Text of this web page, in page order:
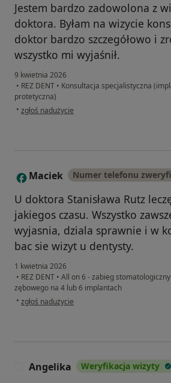
Jestem bardzo zadowolona z
doktora. Byłam na wizycie
doktor bardzo szczegółowo i
wszystko mi wyjaśnił.
9 kwietnia 2026
• REZ DENT • Konsultacja specjalistyczna
protetyczna)
• w opinii użytkownika Katarzyna
zgłoś nadużycie
M Maciek Numer telefonu
U doktora Stanisława Rutz
jakiegos czasu. Wszystko
wyjasnia, dziala sprawnie i w
bac sie wizyt u dentysty.
1 kwietnia 2026
• REZ DENT • All on 6 - zabieg stomatologiczny
zębowego na 4 lub 6 implantach
• w opinii użytkownika Maciek
zgłoś nadużycie
Angelika Weryfikacja wizyty